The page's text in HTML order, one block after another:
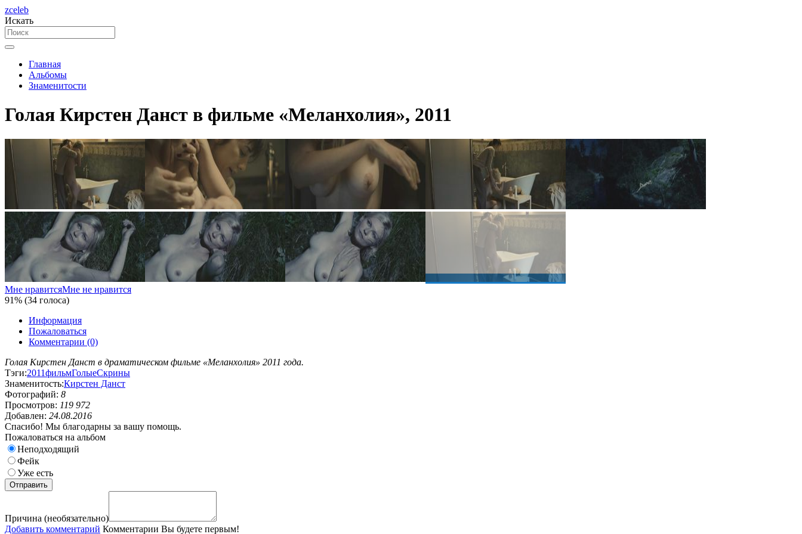
zceleb
Искать
Главная
Альбомы
Знаменитости
Голая Кирстен Данст в фильме «Меланхолия», 2011
Мне нравитсяМне не нравится
91% (34 голоса)
Информация
Пожаловаться
Комментарии (0)
Голая Кирстен Данст в драматическом фильме «Меланхолия» 2011 года.
Тэги:2011фильмГолыеСкрины
Знаменитость:Кирстен Данст
Фотографий: 8
Просмотров: 119 972
Добавлен: 24.08.2016
Спасибо! Мы благодарны за вашу помощь.
Пожаловаться на альбом
Неподходящий
Фейк
Уже есть
Причина (необязательно)
Добавить комментарий Комментарии Вы будете первым!